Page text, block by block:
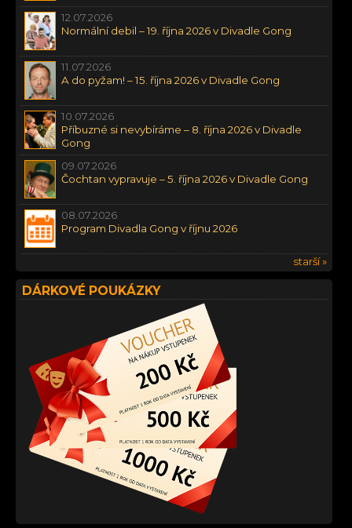
12.07.2026
Normální debil – 19. října 2026 v Divadle Gong
11.07.2026
A do pyžam! – 15. října 2026 v Divadle Gong
10.07.2026
Příbuzné si nevybíráme – 8. října 2026 v Divadle
Gong
09.07.2026
Čochtan vypravuje – 5. října 2026 v Divadle Gong
08.07.2026
Program Divadla Gong v říjnu 2026
starší »
DÁRKOVÉ POUKÁZKY